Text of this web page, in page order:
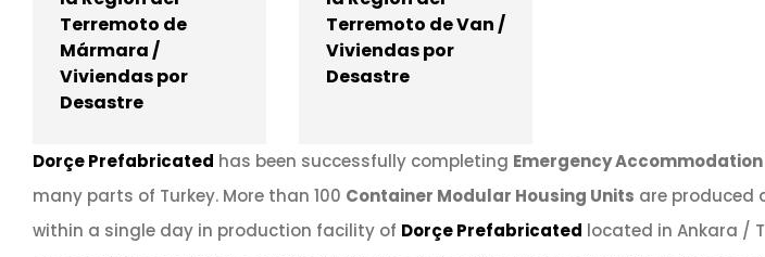
Terremoto de
Mármara /
Viviendas por
Desastre
Terremoto de Van /
Viviendas por
Desastre
Dorçe Prefabricated has been successfully completing Emergency Accommodation
many parts of Turkey. More than 100 Container Modular Housing Units are produced
within a single day in production facility of Dorçe Prefabricated located in Ankara /